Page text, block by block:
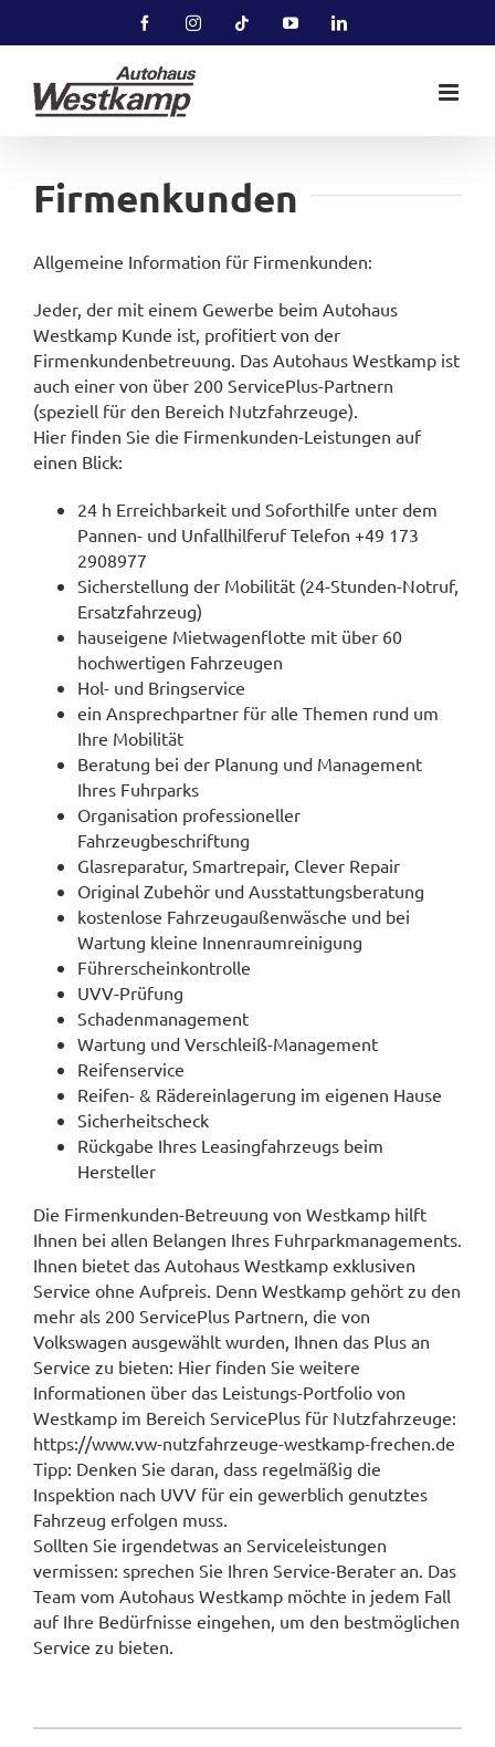
FacebookInstagramTiktok YouTubeLinkedIn
Firmenkunden
Allgemeine Information für Firmenkunden:
Jeder, der mit einem Gewerbe beim Autohaus
Westkamp Kunde ist, profitiert von der
Firmenkundenbetreuung. Das Autohaus Westkamp ist
auch einer von über 200 ServicePlus-Partnern
(speziell für den Bereich Nutzfahrzeuge).
Hier finden Sie die Firmenkunden-Leistungen auf
einen Blick:
24 h Erreichbarkeit und Soforthilfe unter dem
Pannen- und Unfallhilferuf Telefon +49 173
2908977
Sicherstellung der Mobilität (24-Stunden-Notruf,
Ersatzfahrzeug)
hauseigene Mietwagenflotte mit über 60
hochwertigen Fahrzeugen
Hol- und Bringservice
ein Ansprechpartner für alle Themen rund um
Ihre Mobilität
Beratung bei der Planung und Management
Ihres Fuhrparks
Organisation professioneller
Fahrzeugbeschriftung
Glasreparatur, Smartrepair, Clever Repair
Original Zubehör und Ausstattungsberatung
kostenlose Fahrzeugaußenwäsche und bei
Wartung kleine Innenraumreinigung
Führerscheinkontrolle
UVV-Prüfung
Schadenmanagement
Wartung und Verschleiß-Management
Reifenservice
Reifen- & Rädereinlagerung im eigenen Hause
Sicherheitscheck
Rückgabe Ihres Leasingfahrzeugs beim
Hersteller
Die Firmenkunden-Betreuung von Westkamp hilft
Ihnen bei allen Belangen Ihres Fuhrparkmanagements.
Ihnen bietet das Autohaus Westkamp exklusiven
Service ohne Aufpreis. Denn Westkamp gehört zu den
mehr als 200 ServicePlus Partnern, die von
Volkswagen ausgewählt wurden, Ihnen das Plus an
Service zu bieten: Hier finden Sie weitere
Informationen über das Leistungs-Portfolio von
Westkamp im Bereich ServicePlus für Nutzfahrzeuge:
https://www.vw-nutzfahrzeuge-westkamp-frechen.de
Tipp: Denken Sie daran, dass regelmäßig die
Inspektion nach UVV für ein gewerblich genutztes
Fahrzeug erfolgen muss.
Sollten Sie irgendetwas an Serviceleistungen
vermissen: sprechen Sie Ihren Service-Berater an. Das
Team vom Autohaus Westkamp möchte in jedem Fall
auf Ihre Bedürfnisse eingehen, um den bestmöglichen
Service zu bieten.